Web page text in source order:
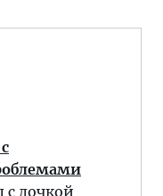
с дочкой